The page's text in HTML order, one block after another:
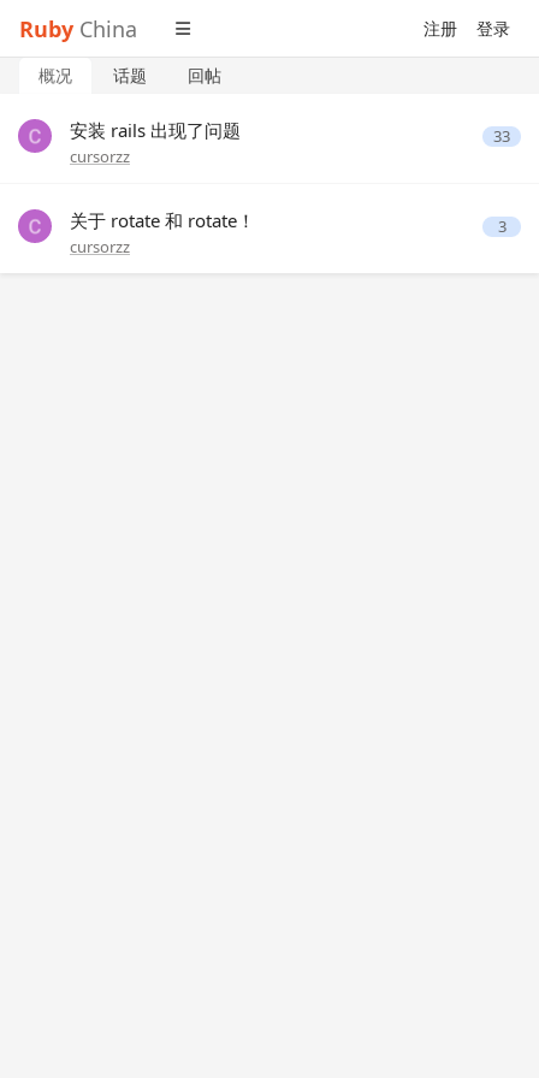
Ruby China 注册 登录
概况 话题 回帖
安装 rails 出现了问题
cursorzz
33
关于 rotate 和 rotate！
cursorzz
3